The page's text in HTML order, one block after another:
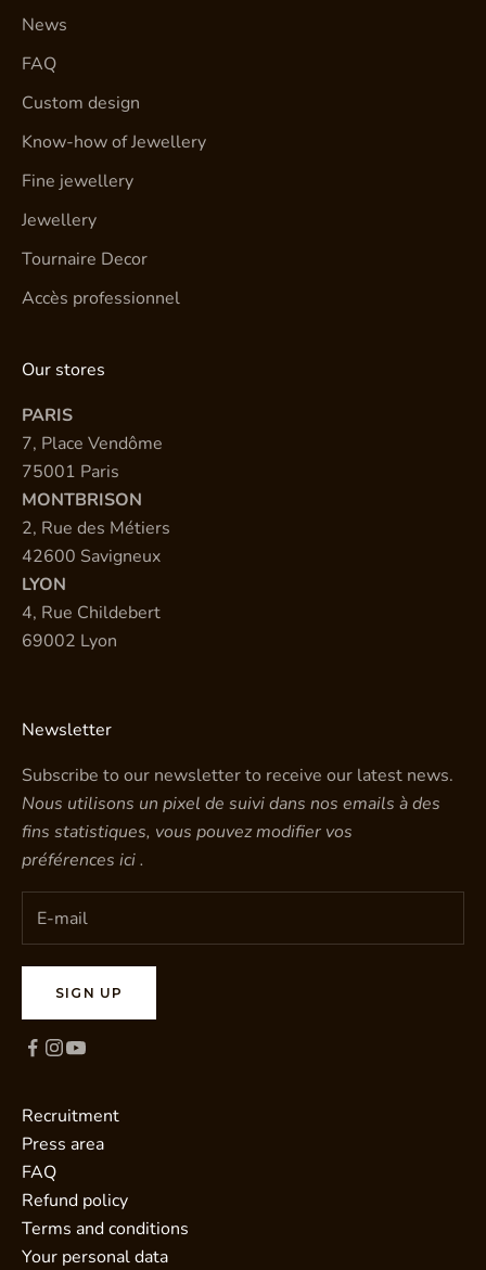
News
FAQ
Custom design
Know-how of Jewellery
Fine jewellery
Jewellery
Tournaire Decor
Accès professionnel
Our stores
PARIS
7, Place Vendôme
75001 Paris
MONTBRISON
2, Rue des Métiers
42600 Savigneux
LYON
4, Rue Childebert
69002 Lyon
Newsletter
Subscribe to our newsletter to receive our latest news.
Nous utilisons un pixel de suivi dans nos emails à des
fins statistiques, vous pouvez modifier vos
préférences ici.
SIGN UP
Recruitment
Press area
FAQ
Refund policy
Terms and conditions
Your personal data